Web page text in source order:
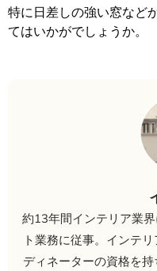
特に日差しの強い窓など
てはいかがでしょうか。
約13年間インテリア業
ト業務に従事。インテ
ディネーターの資格を